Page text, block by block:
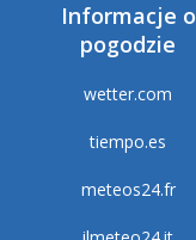
Informacje o
pogodzie
wetter.com
tiempo.es
meteos24.fr